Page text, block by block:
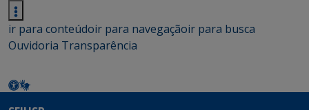
ir para conteúdoir para navegaçãoir para busca
Ouvidoria Transparência